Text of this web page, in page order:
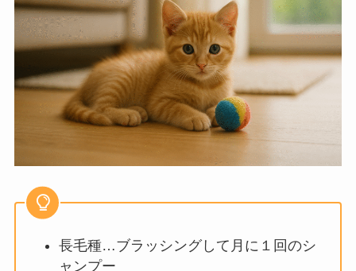
長毛種…ブラッシングして月に１回のシ
ャンプー